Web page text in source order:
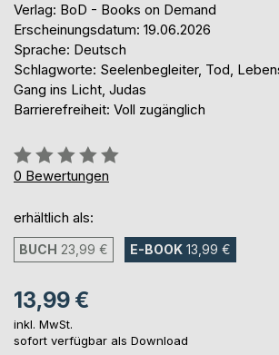
Verlag: BoD - Books on Demand
Erscheinungsdatum: 19.06.2026
Sprache: Deutsch
Schlagworte: Seelenbegleiter, Tod,
Gang ins Licht, Judas
Barrierefreiheit: Voll zugänglich
Bewertung::
0%
0 Bewertungen
erhältlich als:
BUCH 23,99 € E-BOOK 13,99 €
13,99 €
inkl. MwSt.
sofort verfügbar als Download